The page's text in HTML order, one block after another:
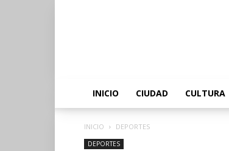
INICIO CIUDAD CULTURA
INICIO DEPORTES
DEPORTES